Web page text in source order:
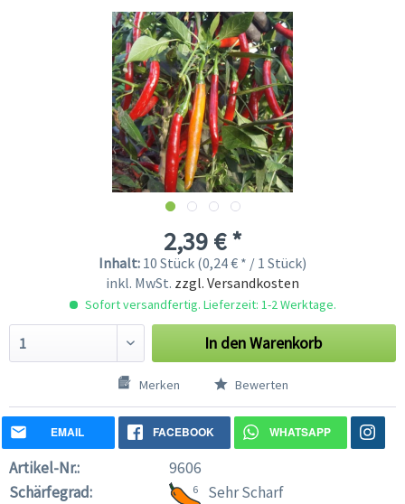
2,39 € *
Inhalt: 10 Stück (0,24 € * / 1 Stück)
inkl. MwSt. zzgl. Versandkosten
Sofort versandfertig. Lieferzeit: 1-2 Werktage.
In denWarenkorb
Merken Bewerten
EMAIL FACEBOOK WHATSAPP
Artikel-Nr.:
9606
Schärfegrad:
6 Sehr Scharf